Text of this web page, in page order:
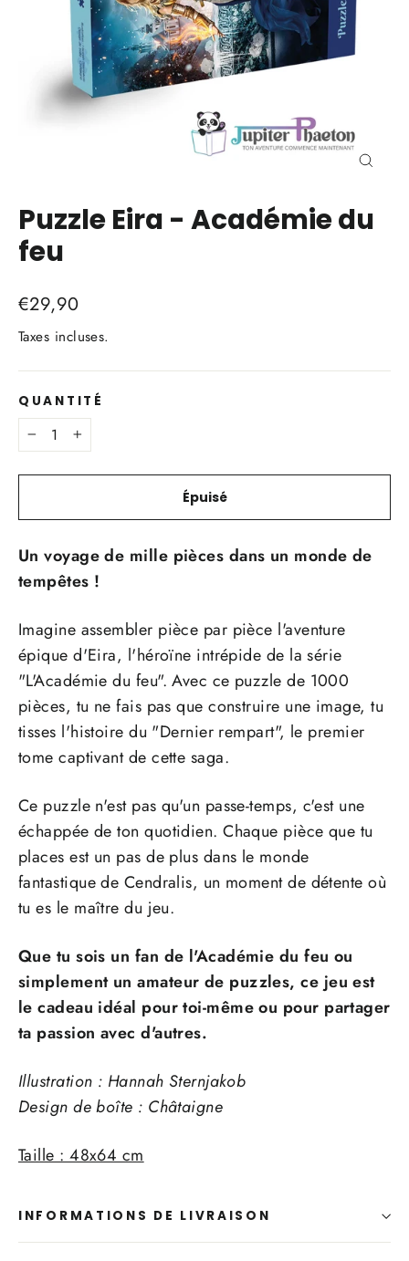
Puzzle Eira - Académie du
feu
Prix
régulier
€29,90
Taxes incluses.
QUANTITÉ
− +
Épuisé
Un voyage de mille pièces dans un monde de
tempêtes !
Imagine assembler pièce par pièce l'aventure
épique d'Eira, l'héroïne intrépide de la série
"L'Académie du feu". Avec ce puzzle de 1000
pièces, tu ne fais pas que construire une image, tu
tisses l'histoire du "Dernier rempart", le premier
tome captivant de cette saga.
Ce puzzle n'est pas qu'un passe-temps, c'est une
échappée de ton quotidien. Chaque pièce que tu
places est un pas de plus dans le monde
fantastique de Cendralis, un moment de détente où
tu es le maître du jeu.
Que tu sois un fan de l'Académie du feu ou
simplement un amateur de puzzles, ce jeu est
le cadeau idéal pour toi-même ou pour partager
ta passion avec d'autres.
Illustration : Hannah Sternjakob
Design de boîte : Châtaigne
Taille : 48x64 cm
INFORMATIONS DE LIVRAISON